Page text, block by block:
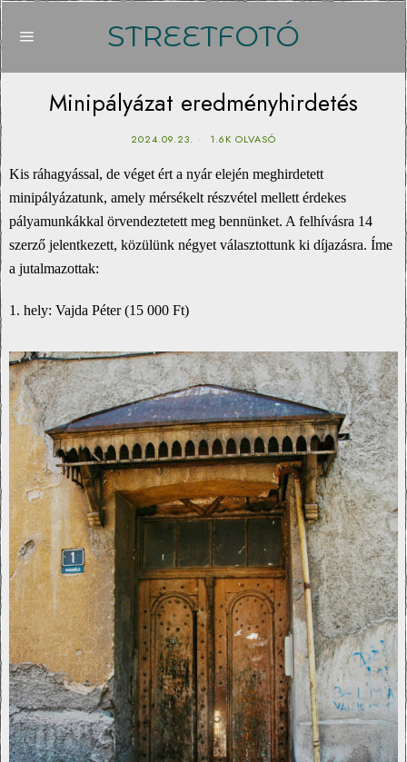
STREETFOTÓ
Minipályázat eredményhirdetés
2024.09.23. 1.6K OLVASÓ
Kis ráhagyással, de véget ért a nyár elején meghirdetett
minipályázatunk, amely mérsékelt részvétel mellett érdekes
pályamunkákkal örvendeztetett meg bennünket. A felhívásra 14
szerző jelentkezett, közülünk négyet választottunk ki díjazásra. Íme
a jutalmazottak:
1. hely: Vajda Péter (15 000 Ft)